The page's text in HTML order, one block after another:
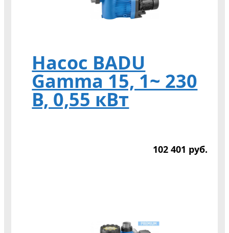
Насос BADU
Gamma 15, 1~ 230
В, 0,55 кВт
102 401 руб.